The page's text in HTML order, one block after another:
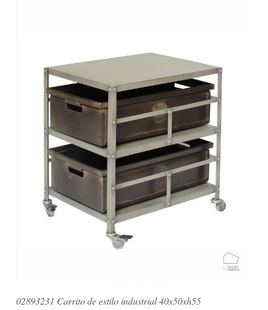
02893231 Carrito de estilo industrial 40x50xh55